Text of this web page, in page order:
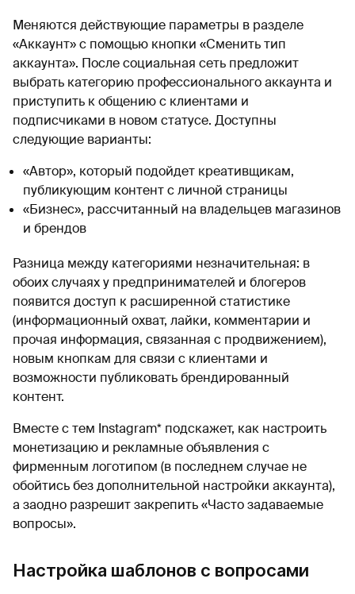
Меняются действующие параметры в разделе
«Аккаунт» с помощью кнопки «Сменить тип
аккаунта». После социальная сеть предложит
выбрать категорию профессионального аккаунта и
приступить к общению с клиентами и
подписчиками в новом статусе. Доступны
следующие варианты:
«Автор», который подойдет креативщикам,
публикующим контент с личной страницы
«Бизнес», рассчитанный на владельцев магазинов
и брендов
Разница между категориями незначительная: в
обоих случаях у предпринимателей и блогеров
появится доступ к расширенной статистике
(информационный охват, лайки, комментарии и
прочая информация, связанная с продвижением),
новым кнопкам для связи с клиентами и
возможности публиковать брендированный
контент.
Вместе с тем Instagram* подскажет, как настроить
монетизацию и рекламные объявления с
фирменным логотипом (в последнем случае не
обойтись без дополнительной настройки аккаунта),
а заодно разрешит закрепить «Часто задаваемые
вопросы».
Настройка шаблонов с вопросами